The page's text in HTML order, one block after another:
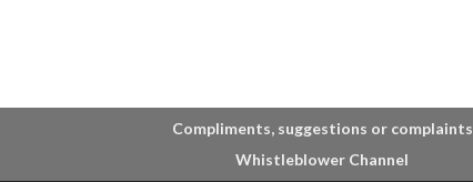
Compliments, suggestions or complaints
Whistleblower Channel